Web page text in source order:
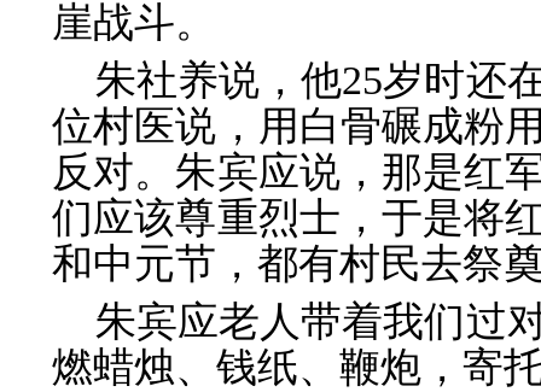
崖战斗。
朱社养说，他25岁时还
位村医说，用白骨碾成粉
反对。朱宾应说，那是红
们应该尊重烈士，于是将
和中元节，都有村民去祭
朱宾应老人带着我们过
燃蜡烛、钱纸、鞭炮，寄